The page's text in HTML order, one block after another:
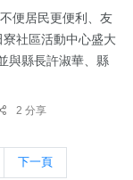
便居民更便利、友
社區活動中心盛大
與縣長許淑華、縣
2 分享
下一頁